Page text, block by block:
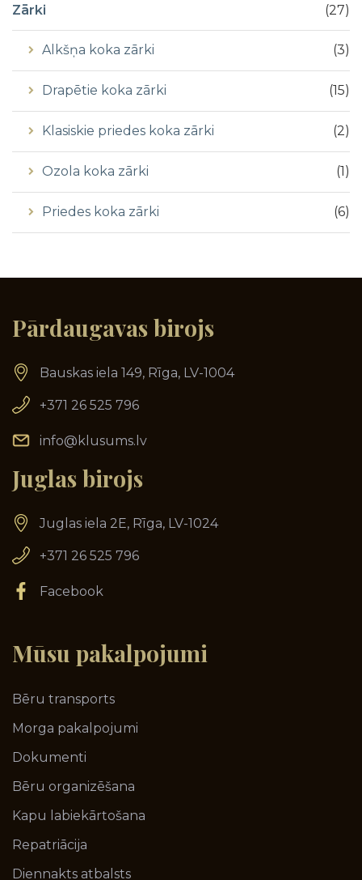
(27)
Zārki
(3)
Alkšņa koka zārki
(15)
Drapētie koka zārki
(2)
Klasiskie priedes koka zārki
(1)
Ozola koka zārki
(6)
Priedes koka zārki
Pārdaugavas birojs
Bauskas iela 149, Rīga, LV-1004
+371 26 525 796
info@klusums.lv
Juglas birojs
Juglas iela 2E, Rīga, LV-1024
+371 26 525 796
Facebook
Mūsu pakalpojumi
Bēru transports
Morga pakalpojumi
Dokumenti
Bēru organizēšana
Kapu labiekārtošana
Repatriācija
Diennakts atbalsts